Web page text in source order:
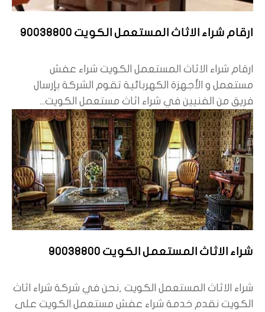
ارقام شراء الاثاث المستعمل الكويت 90038800
ارقام شراء الاثاث المستعمل الكويت شراء عفش
مستعمل و الأجهزة الكهربائية تقوم الشركة بإرسال
فريق من الفنيين في شراء اثاث مستعمل الكويت...
شراء الاثاث المستعمل الكويت 90038800
شراء الاثاث المستعمل الكويت ,نحن في شركة شراء اثاث
الكويت نقدم خدمة شراء عفش مستعمل الكويت على